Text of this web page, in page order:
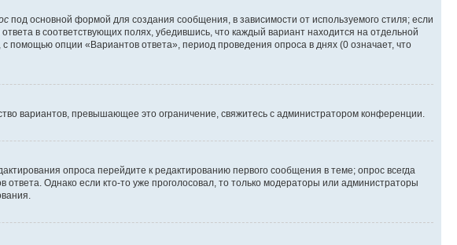
под основной формой для создания сообщения, в зависимости от используемого стиля; если
в соответствующих полях, убедившись, что каждый вариант находится на отдельной
помощью опции «Вариантов ответа», период проведения опроса в днях (0 означает, что
вариантов, превышающее это ограничение, свяжитесь с администратором конференции.
опроса перейдите к редактированию первого сообщения в теме; опрос всегда
Однако если кто-то уже проголосовал, то только модераторы или администраторы